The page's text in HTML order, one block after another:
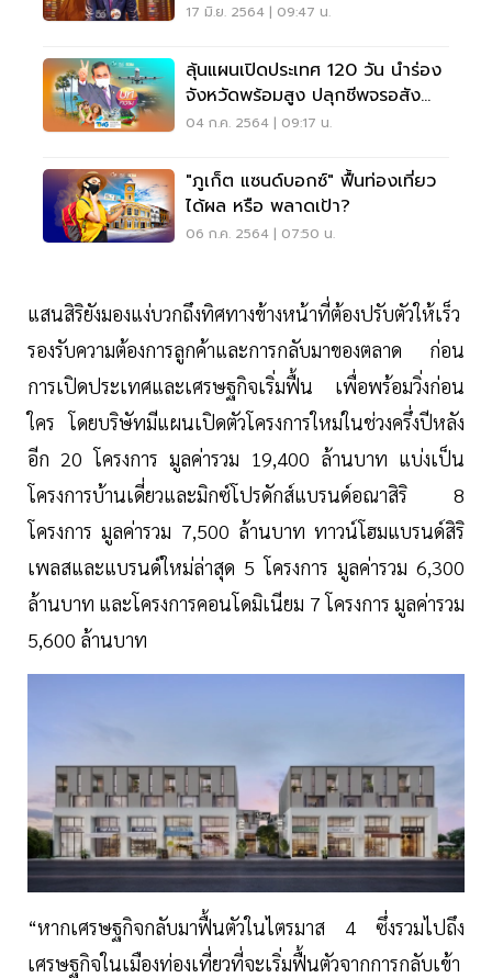
17 มิ.ย. 2564 | 09:47 น.
ลุ้นแผนเปิดประเทศ 120 วัน นำร่อง
จังหวัดพร้อมสูง ปลุกชีพจรอสัง
หาฯ
04 ก.ค. 2564 | 09:17 น.
"ภูเก็ต แซนด์บอกซ์" ฟื้นท่องเที่ยว
ได้ผล หรือ พลาดเป้า?
06 ก.ค. 2564 | 07:50 น.
แสนสิริยังมองแง่บวกถึงทิศทางข้างหน้าที่ต้องปรับตัวให้เร็ว
รองรับความต้องการลูกค้าและการกลับมาของตลาด ก่อน
การเปิดประเทศและเศรษฐกิจเริ่มฟื้น เพื่อพร้อมวิ่งก่อน
ใคร โดยบริษัทมีแผนเปิดตัวโครงการใหม่ในช่วงครึ่งปีหลัง
อีก 20 โครงการ มูลค่ารวม 19,400 ล้านบาท แบ่งเป็น
โครงการบ้านเดี่ยวและมิกซ์โปรดักส์แบรนด์อณาสิริ 8
โครงการ มูลค่ารวม 7,500 ล้านบาท ทาวน์โฮมแบรนด์สิริ
เพลสและแบรนด์ใหม่ล่าสุด 5 โครงการ มูลค่ารวม 6,300
ล้านบาท และโครงการคอนโดมิเนียม 7 โครงการ มูลค่ารวม
5,600 ล้านบาท
“หากเศรษฐกิจกลับมาฟื้นตัวในไตรมาส 4 ซึ่งรวมไปถึง
เศรษฐกิจในเมืองท่องเที่ยวที่จะเริ่มฟื้นตัวจากการกลับเข้า